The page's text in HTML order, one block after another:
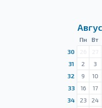
Пн Вт
30
26 27
31
2 3
32
9 10
33
16 17
34
23 24